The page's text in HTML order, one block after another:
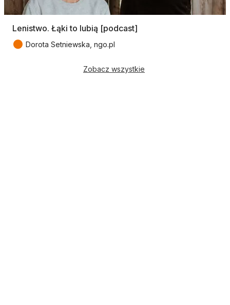
Lenistwo. Łąki to lubią [podcast]
● Dorota Setniewska, ngo.pl
Zobacz wszystkie